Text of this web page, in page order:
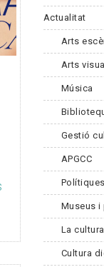
Actualitat
Arts
Arts
Música
Gestió
APGCC
Museus i
La
Cultura